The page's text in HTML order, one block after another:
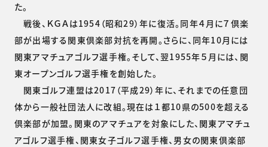
た。
戦後、ＫＧＡは1954（昭和29）年に復活。同年４月に７倶楽
部が出場する関東倶楽部対抗を再開。さらに、同年10月には
関東アマチュアゴルフ選手権。そして、翌1955年５月には、関
東オープンゴルフ選手権を創始した。
関東ゴルフ連盟は2017（平成29）年に、それまでの任意団
体から一般社団法人に改組。現在は１都10県の500を超える
倶楽部が加盟。関東のアマチュアを対象にした、関東アマチュ
アゴルフ選手権、関東女子ゴルフ選手権、男女の関東倶楽部